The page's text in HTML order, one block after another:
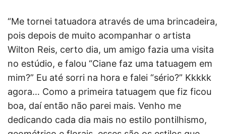
“Me tornei tatuadora através de uma brincadeira,
pois depois de muito acompanhar o artista
Wilton Reis, certo dia, um amigo fazia uma visita
no estúdio, e falou “Ciane faz uma tatuagem em
mim?” Eu até sorri na hora e falei “sério?” Kkkkk
agora… Como a primeira tatuagem que fiz ficou
boa, daí então não parei mais. Venho me
dedicando cada dia mais no estilo pontilhismo,